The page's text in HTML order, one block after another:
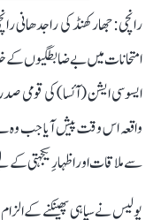
رانچی: جھارکھنڈ کی
امتحانات میں بے ضابطگیوں
ایسوسی ایشن (آئسا) کی قومی
واقعہ اس وقت پیش آیا جب وہ جے
سے ملاقات اور اظہارِ یکجہتی کے
پولیس نے سیاہی پھینکنے کے